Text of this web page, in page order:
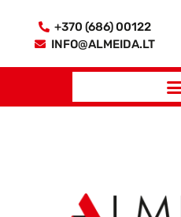
+370 (686) 00122
INFO@ALMEIDA.LT